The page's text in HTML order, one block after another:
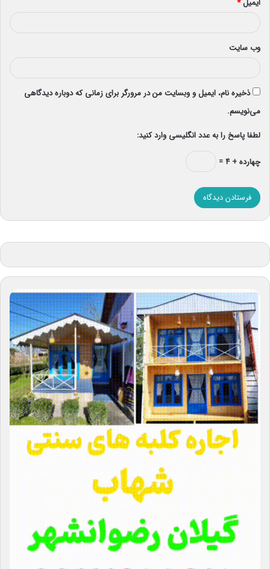
وب‌ سایت
ذخیره نام، ایمیل و وبسایت من در مرورگر برای زمانی که دوباره دیدگاهی
می‌نویسم.
لطفا پاسخ را به عدد انگلیسی وارد کنید:
چهارده + ۴ =